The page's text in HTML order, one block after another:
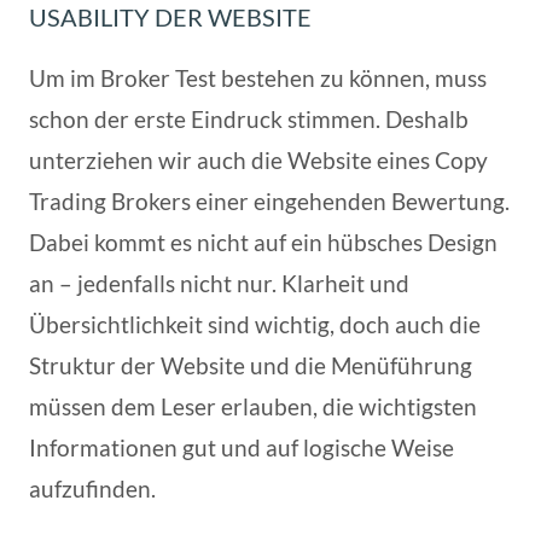
USABILITY DER WEBSITE
Um im Broker Test bestehen zu können, muss
schon der erste Eindruck stimmen. Deshalb
unterziehen wir auch die Website eines Copy
Trading Brokers einer eingehenden Bewertung.
Dabei kommt es nicht auf ein hübsches Design
an – jedenfalls nicht nur. Klarheit und
Übersichtlichkeit sind wichtig, doch auch die
Struktur der Website und die Menüführung
müssen dem Leser erlauben, die wichtigsten
Informationen gut und auf logische Weise
aufzufinden.